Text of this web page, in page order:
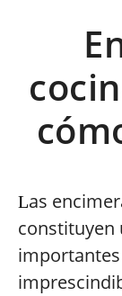
Las
constituyen
importantes